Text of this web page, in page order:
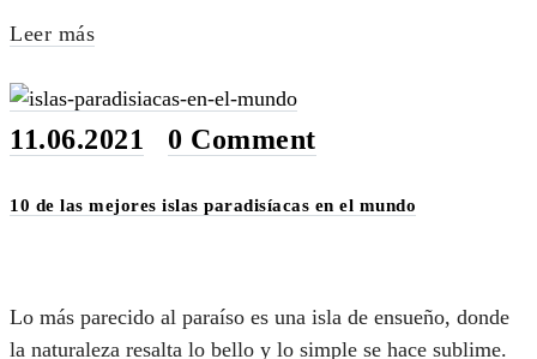
Leer más
11.06.2021 0 Comment
10 de las mejores islas paradisíacas en el mundo
Lo más parecido al paraíso es una isla de ensueño, donde
la naturaleza resalta lo bello y lo simple se hace sublime.